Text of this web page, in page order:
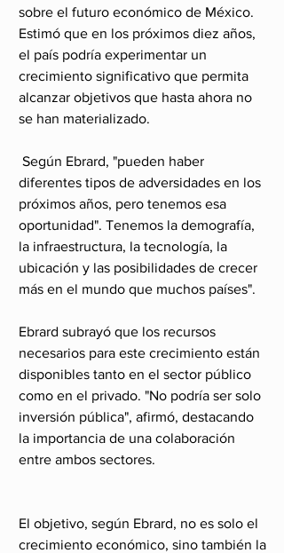
sobre el futuro económico de México.
Estimó que en los próximos diez años,
el país podría experimentar un
crecimiento significativo que permita
alcanzar objetivos que hasta ahora no
se han materializado.
diferentes tipos de adversidades en los
próximos años, pero tenemos esa
oportunidad". Tenemos la demografía,
la infraestructura, la tecnología, la
ubicación y las posibilidades de crecer
más en el mundo que muchos países".
Ebrard subrayó que los recursos
necesarios para este crecimiento están
disponibles tanto en el sector público
como en el privado. "No podría ser solo
inversión pública", afirmó, destacando
la importancia de una colaboración
entre ambos sectores.
El objetivo, según Ebrard, no es solo el
crecimiento económico, sino también la